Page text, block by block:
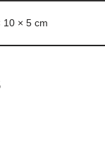
10 × 5 cm